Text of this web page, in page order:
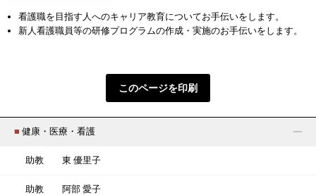
看護職を目指す人へのキャリア教育についてお手伝いをします。
新人看護職員等の研修プログラムの作成・実施のお手伝いをします。
このページを印刷
■ 健康・医療・看護
助教 東 優里子
助教 阿部 愛子